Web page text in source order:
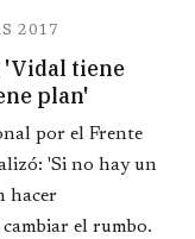
2017
'Vidal tiene
plan'
por el Frente
'Si no hay un
hacer
el rumbo.